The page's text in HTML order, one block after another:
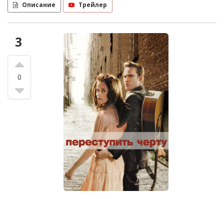
Описание Трейлер
3
0